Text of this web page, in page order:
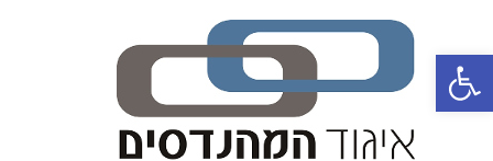
פתח סרגל נגישות